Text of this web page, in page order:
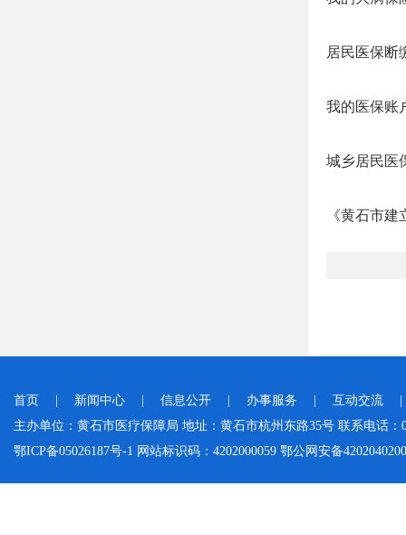
居民医保断
我的医保账
城乡居民医
《黄石市
首页 新闻中心 信息公开 办事服务 互动交流
主办单位：黄石市医疗保障局 地址：黄石市杭州东路35号 联系电话：
鄂ICP备05026187号-1 网站标识码：4202000059 鄂公网安备